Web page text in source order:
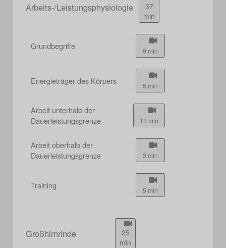
Arbeits-/Leistungsphysiologie
37
min
Grundbegriffe 9 min
Energieträger des Körpers 5 min
Arbeit unterhalb der
Dauerleistungsgrenze
13 min
Arbeit oberhalb der
Dauerleistungsgrenze
3 min
Training 5 min
Großhirnrinde
25
min